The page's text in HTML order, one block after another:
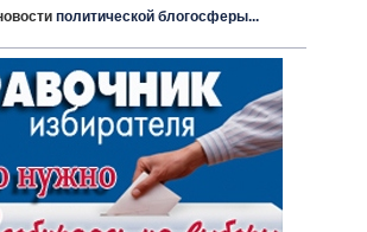
политической блогосферы...